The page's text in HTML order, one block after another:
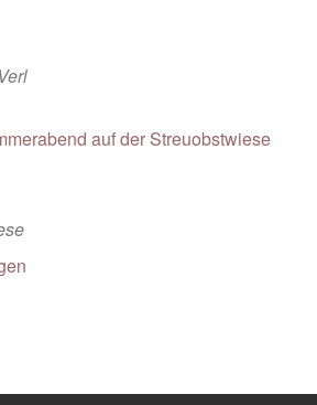
auf der Streuobstwiese